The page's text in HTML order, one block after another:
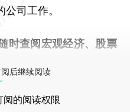
司工作。
时查阅宏观经济、股票
后继续阅读
阅的阅读权限